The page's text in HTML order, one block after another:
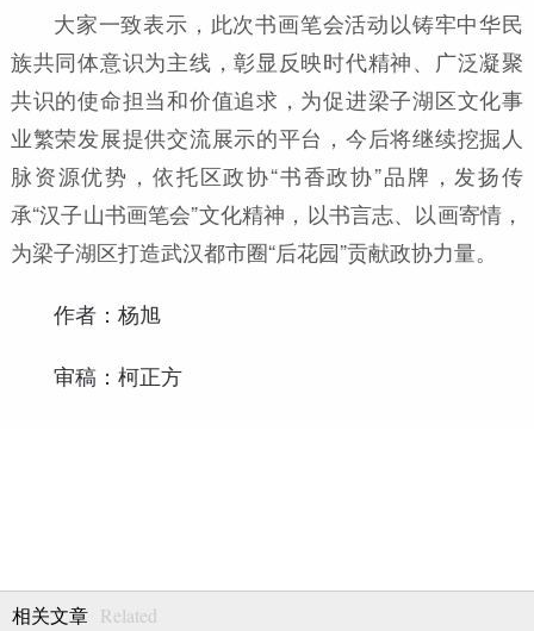
大家一致表示，此次书画笔会活动以铸牢中华民
族共同体意识为主线，彰显反映时代精神、广泛凝聚
共识的使命担当和价值追求，为促进梁子湖区文化事
业繁荣发展提供交流展示的平台，今后将继续挖掘人
脉资源优势，依托区政协“书香政协”品牌，发扬传
承“汉子山书画笔会”文化精神，以书言志、以画寄情，
为梁子湖区打造武汉都市圈“后花园”贡献政协力量。
作者：杨旭
审稿：柯正方
相关文章 Related